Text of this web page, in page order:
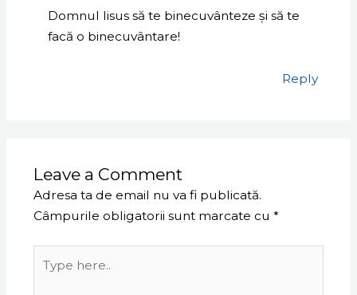
Domnul Iisus să te binecuvânteze și să te
facă o binecuvântare!
Reply
Leave a Comment
Adresa ta de email nu va fi publicată.
Câmpurile obligatorii sunt marcate cu *
here..